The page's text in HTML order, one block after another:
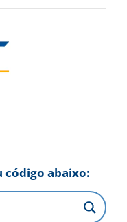
código abaixo: